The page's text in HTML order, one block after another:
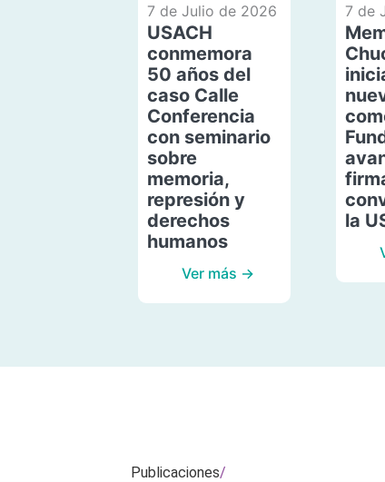
7 de Julio de 2026
USACH
conmemora
50 años del
caso Calle
Conferencia
con seminario
sobre
memoria,
represión y
derechos
humanos
Ver más →
7 de
la
Publicaciones/